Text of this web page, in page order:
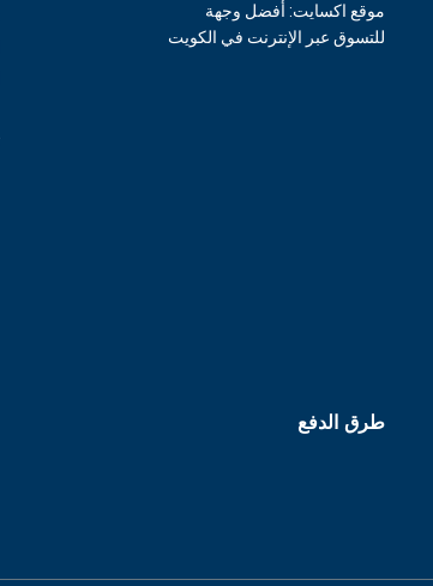
موقع اكسايت: أفضل وجهة
للتسوق عبر الإنترنت في الكويت
طرق الدفع